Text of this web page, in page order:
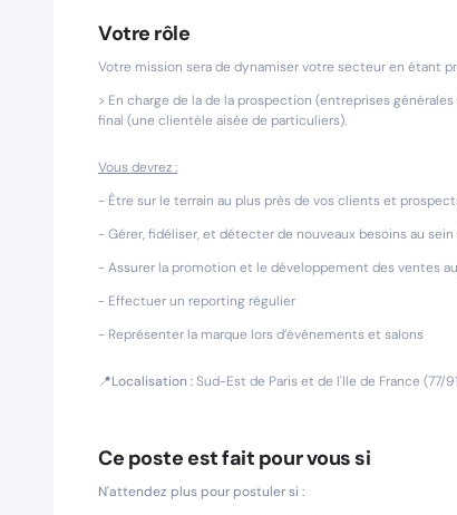
Votre rôle
Votre mission sera de dynamiser votre secteur en étant
> En charge de la de la prospection (entreprises
final (une clientèle aisée de particuliers).
Vous devrez :
- Être sur le terrain au plus près de vos clients et
- Gérer, fidéliser, et détecter de nouveaux besoins au
- Assurer la promotion et le développement des ventes
- Effectuer un reporting régulier
- Représenter la marque lors d’événements et salons
📍Localisation :Sud-Est de Paris et de l'Ile de France (77/
Ce poste est fait pour vous si
N'attendez plus pour postuler si :